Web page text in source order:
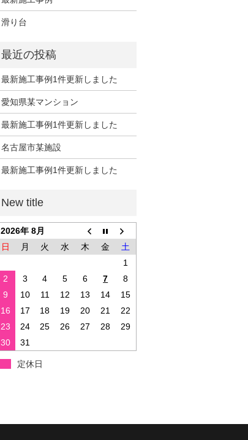
滑り台
最新施工事例1件更新しました
愛知県某マンション
最新施工事例1件更新しました
名古屋市某施設
最新施工事例1件更新しました
2026年 8月
日
月 火 水 木 金
土
1
2
3 4 5 6 7
8
9
10 11 12 13 14
15
16
17 18 19 20 21
22
23
24 25 26 27 28
29
30
31
定休日